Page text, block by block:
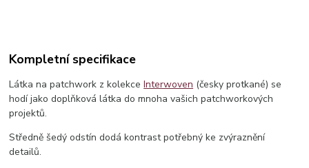
Kompletní specifikace
Látka na patchwork z kolekceInterwoven (česky protkané) se
hodí jako doplňková látka do mnoha vašich patchworkových
projektů.
Středně šedý odstín dodá kontrast potřebný ke zvýraznění
detailů.